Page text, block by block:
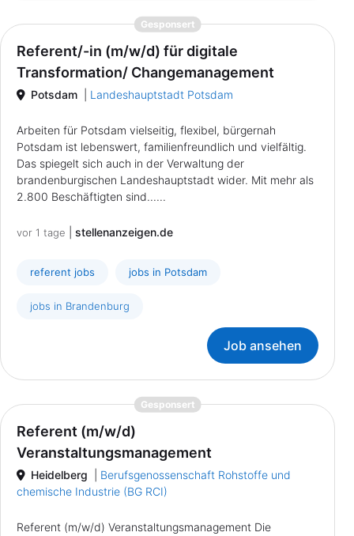
Gesponsert{prompt.job}
Referent/-in (m/w/d) für digitale
Transformation/ Changemanagement
Potsdam Landeshauptstadt Potsdam
Arbeiten für Potsdam vielseitig, flexibel, bürgernah
Potsdam ist lebenswert, familienfreundlich und vielfältig.
Das spiegelt sich auch in der Verwaltung der
brandenburgischen Landeshauptstadt wider. Mit mehr als
2.800 Beschäftigten sind......
vor 1 tage stellenanzeigen.de
referent jobs jobs in Potsdam
jobs in Brandenburg
Job ansehen
Gesponsert{prompt.job}
Referent (m/w/d)
Veranstaltungsmanagement
Heidelberg
Berufsgenossenschaft Rohstoffe und
chemische Industrie (BG RCI)
Referent (m/w/d) Veranstaltungsmanagement Die